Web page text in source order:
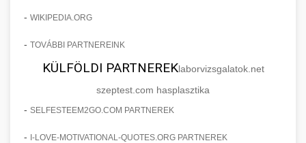
- WIKIPEDIA.ORG
- TOVÁBBI PARTNEREINK
KÜLFÖLDI PARTNEREKlaborvizsgalatok.net
szeptest.com hasplasztika
- SELFESTEEM2GO.COM PARTNEREK
- I-LOVE-MOTIVATIONAL-QUOTES.ORG PARTNEREK